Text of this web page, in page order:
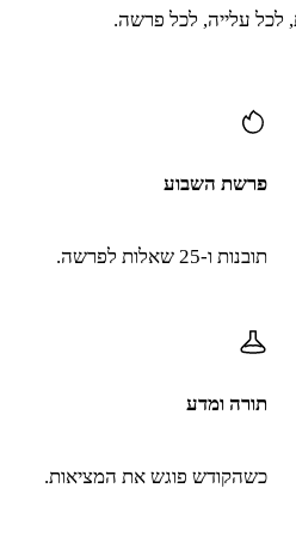
לכל עלייה, לכל פרשה.
פרשת השבוע
תובנות ו-25 שאלות לפרשה.
תורה ומדע
כשהקודש פוגש את המציאות.